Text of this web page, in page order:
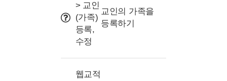
> 교인
(가족)
등록,
수정
교인의 가족을
등록하기
웹교적